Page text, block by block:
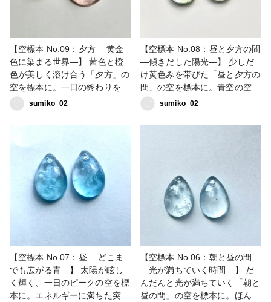
穏やかな夜の表情を楽しめま
緒)の一つ目、雨模様の空へ。
#sorarium #空標本
の表情を楽しめます。 次は、
【空標本 No.09：夕方 ―黄金
色に染まる世界―】 茜色と橙
色が美しく溶け合う「夕方」の
空を標本に。一日の終わりを惜
しむような、情熱的な色彩を小
さな雫に閉じ込めました。光に
透かすと、透明感と夕日の輝き
なグラデーションを、雲ありは
夕日を背に受けた雲の哀愁ある
表情を楽しめます。次は、奇跡
の一瞬「マジックアワー」の空
へ。 #sorarium #空標本
sumiko_02
【空標本 No.08：昼と夕方の間
―傾きだした陽光―】 少しだ
け黄色みを帯びた「昼と夕方の
間」の空を標本に。青空の空に
優しい黄色の光が刺した空を小
さな雫に閉じ込めました。光に
透かすと、一日の終わりを予感
流れる雲ののどかな表情を楽し
めます。次は、世界が茜色に染
まる「夕方」の空へ。
#sorarium #空標本
sumiko_02
【空標本 No.07：昼 ―どこま
でも広がる青―】 太陽が眩し
く輝く、一日のピークの空を標
本に。エネルギーに満ちた突き
【空標本 No.06：朝と昼の間
―光が満ちていく時間―】 だ
んだんと光が満ちていく「朝と
昼の間」の空を標本に。ほんの